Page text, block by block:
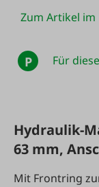
Zum Artikel im
P Für
Hydraulik-
63 mm,
Mit Frontring